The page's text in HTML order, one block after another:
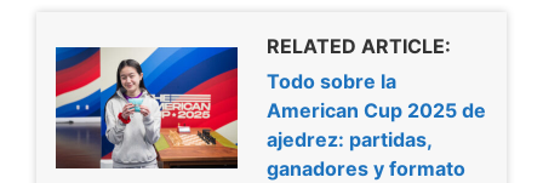
RELATED ARTICLE:
Todo sobre la
American Cup 2025 de
ajedrez: partidas,
ganadores y formato